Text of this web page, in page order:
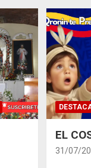
EL
31/07/